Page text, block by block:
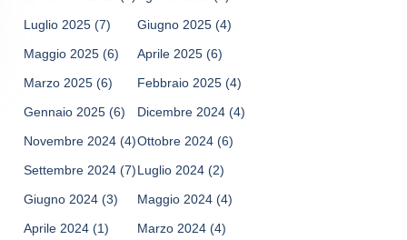
Luglio 2025 (7) Giugno 2025 (4)
Maggio 2025 (6) Aprile 2025 (6)
Marzo 2025 (6) Febbraio 2025 (4)
Gennaio 2025 (6) Dicembre 2024 (4)
Novembre 2024 (4)Ottobre 2024 (6)
Settembre 2024 (7)Luglio 2024 (2)
Giugno 2024 (3) Maggio 2024 (4)
Aprile 2024 (1) Marzo 2024 (4)